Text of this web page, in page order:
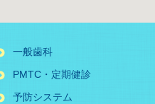
一般歯科
PMTC・定期健診
予防システム